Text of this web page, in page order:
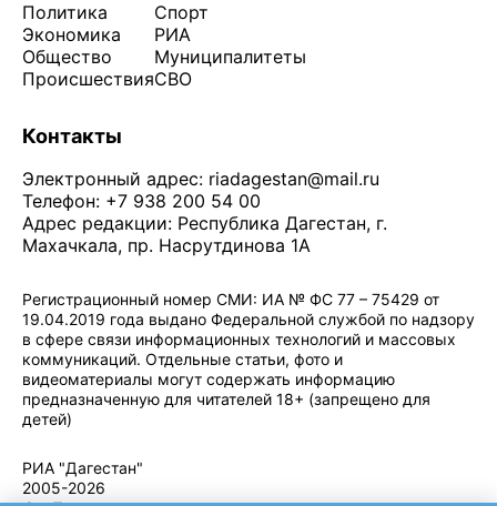
Политика
Экономика
Общество
Происшествия
Спорт
РИА
Муниципалитеты
СВО
Контакты
Электронный адрес: riadagestan@mail.ru
Телефон: +7 938 200 54 00
Адрес редакции: Республика Дагестан, г.
Махачкала, пр. Насрутдинова 1А
Регистрационный номер СМИ: ИА № ФС 77 – 75429 от
19.04.2019 года выдано Федеральной службой по надзору
в сфере связи информационных технологий и массовых
коммуникаций. Отдельные статьи, фото и
видеоматериалы могут содержать информацию
предназначенную для читателей 18+ (запрещено для
детей)
РИА "Дагестан"
2005-2026